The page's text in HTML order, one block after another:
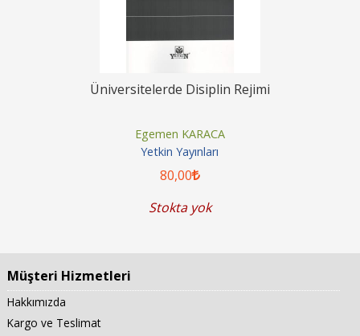
Üniversitelerde Disiplin Rejimi
Egemen KARACA
Yetkin Yayınları
80,00
Stokta yok
Müşteri Hizmetleri
Hakkımızda
Kargo ve Teslimat